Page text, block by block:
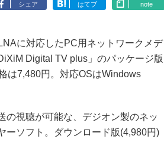
シェア はてブ note
に対応したPC用ネットワークメデ
Digital TV plus」のパッケージ版
は7,480円。対応OSはWindows
視聴が可能な、デジオン製のネッ
ーソフト。ダウンロード版(4,980円)